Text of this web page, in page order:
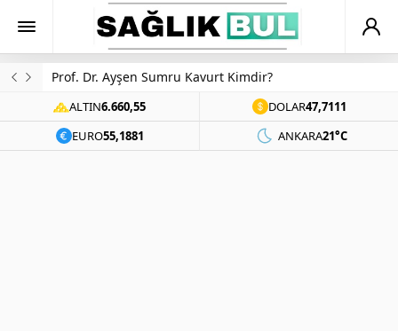
Prof. Dr. Ayşen Sumru Kavurt Kimdir?
ALTIN6.660,55 DOLAR47,7111
EURO55,1881 ANKARA21°C